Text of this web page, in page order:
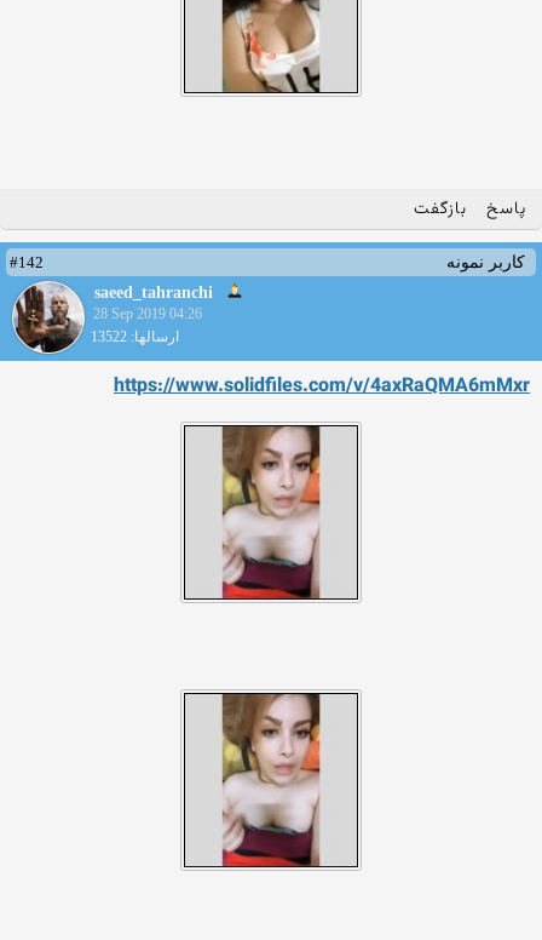
پاسخ بازگفت
کاربر نمونه
#142
saeed_tahranchi
28 Sep 2019 04:26
ارسالها: 13522
https://www.solidfiles.com/v/4axRaQMA6mMxr